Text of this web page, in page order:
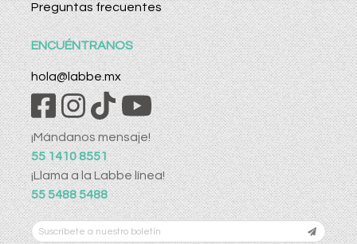
Preguntas frecuentes
ENCUÉNTRANOS
hola@labbe.mx
¡Mándanos mensaje!
55 1410 8551
¡Llama a la Labbe línea!
55 5488 5488